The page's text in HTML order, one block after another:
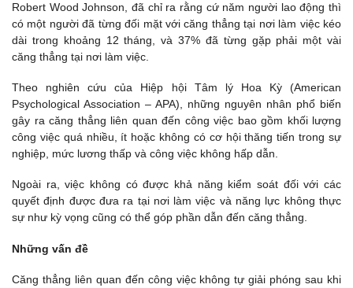
Robert Wood Johnson, đã chỉ ra rằng cứ năm người lao động thì
có một người đã từng đối mặt với căng thẳng tại nơi làm việc kéo
dài trong khoảng 12 tháng, và 37% đã từng gặp phải một vài
căng thẳng tại nơi làm việc.
Theo nghiên cứu của Hiệp hội Tâm lý Hoa Kỳ (American
Psychological Association – APA), những nguyên nhân phổ biến
gây ra căng thẳng liên quan đến công việc bao gồm khối lượng
công việc quá nhiều, ít hoặc không có cơ hội thăng tiến trong sự
nghiệp, mức lương thấp và công việc không hấp dẫn.
Ngoài ra, việc không có được khả năng kiểm soát đối với các
quyết định được đưa ra tại nơi làm việc và năng lực không thực
sự như kỳ vọng cũng có thể góp phần dẫn đến căng thẳng.
Những vấn đề
Căng thẳng liên quan đến công việc không tự giải phóng sau khi